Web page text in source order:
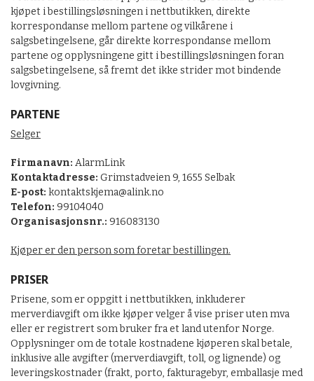
kjøpet i bestillingsløsningen i nettbutikken, direkte
korrespondanse mellom partene og vilkårene i
salgsbetingelsene, går direkte korrespondanse mellom
partene og opplysningene gitt i bestillingsløsningen foran
salgsbetingelsene, så fremt det ikke strider mot bindende
lovgivning.
PARTENE
Selger
Firmanavn: AlarmLink
Kontaktadresse: Grimstadveien 9, 1655 Selbak
E-post: kontaktskjema@alink.no
Telefon: 99104040
Organisasjonsnr.: 916083130
Kjøper er den person som foretar bestillingen.
PRISER
Prisene, som er oppgitt i nettbutikken, inkluderer
merverdiavgift om ikke kjøper velger å vise priser uten mva
eller er registrert som bruker fra et land utenfor Norge.
Opplysninger om de totale kostnadene kjøperen skal betale,
inklusive alle avgifter (merverdiavgift, toll, og lignende) og
leveringskostnader (frakt, porto, fakturagebyr, emballasje med